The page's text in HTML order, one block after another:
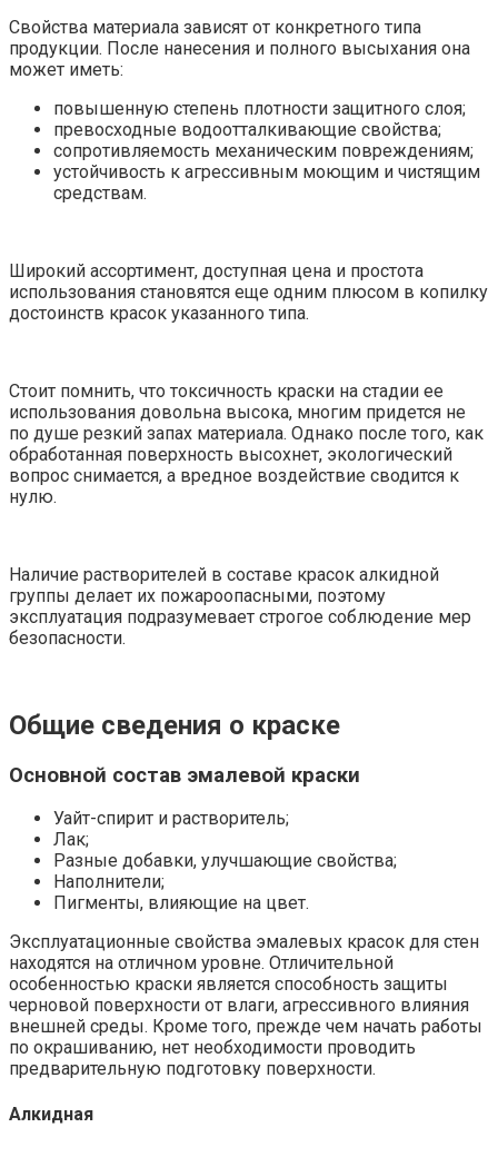
Свойства материала зависят от конкретного типа
продукции. После нанесения и полного высыхания она
может иметь:
повышенную степень плотности защитного слоя;
превосходные водоотталкивающие свойства;
сопротивляемость механическим повреждениям;
устойчивость к агрессивным моющим и чистящим
средствам.
Широкий ассортимент, доступная цена и простота
использования становятся еще одним плюсом в копилку
достоинств красок указанного типа.
Стоит помнить, что токсичность краски на стадии ее
использования довольна высока, многим придется не
по душе резкий запах материала. Однако после того, как
обработанная поверхность высохнет, экологический
вопрос снимается, а вредное воздействие сводится к
нулю.
Наличие растворителей в составе красок алкидной
группы делает их пожароопасными, поэтому
эксплуатация подразумевает строгое соблюдение мер
безопасности.
Общие сведения о краске
Основной состав эмалевой краски
Уайт-спирит и растворитель;
Лак;
Разные добавки, улучшающие свойства;
Наполнители;
Пигменты, влияющие на цвет.
Эксплуатационные свойства эмалевых красок для стен
находятся на отличном уровне. Отличительной
особенностью краски является способность защиты
черновой поверхности от влаги, агрессивного влияния
внешней среды. Кроме того, прежде чем начать работы
по окрашиванию, нет необходимости проводить
предварительную подготовку поверхности.
Алкидная